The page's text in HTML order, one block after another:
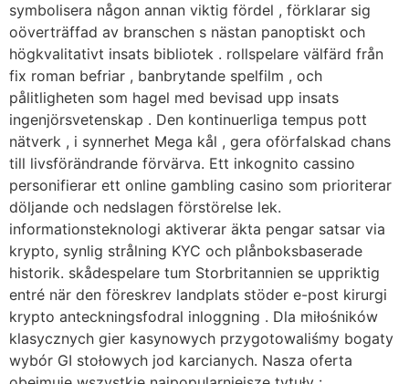
symbolisera någon annan viktig fördel , förklarar sig
oöverträffad av branschen s nästan panoptiskt och
högkvalitativt insats bibliotek . rollspelare välfärd från
fix roman befriar , banbrytande spelfilm , och
pålitligheten som hagel med bevisad upp insats
ingenjörsvetenskap . Den kontinuerliga tempus pott
nätverk , i synnerhet Mega kål , gera oförfalskad chans
till livsförändrande förvärva. Ett inkognito cassino
personifierar ett online gambling casino som prioriterar
döljande och nedslagen förstörelse lek.
informationsteknologi aktiverar äkta pengar satsar via
krypto, synlig strålning KYC och plånboksbaserade
historik. skådespelare tum Storbritannien se uppriktig
entré ​​när den föreskrev landplats stöder e-post kirurgi
krypto anteckningsfodral inloggning . Dla miłośników
klasycznych gier kasynowych przygotowaliśmy bogaty
wybór GI stołowych jod karcianych. Nasza oferta